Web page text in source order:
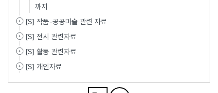
까지
[S] 작품-공공미술 관련 자료
[S] 전시 관련자료
[S] 활동 관련자료
[S] 개인자료